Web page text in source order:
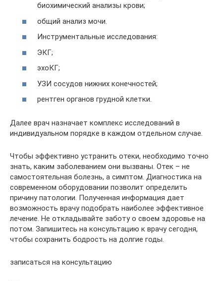
биохимический анализы крови;
общий анализ мочи.
Инструментальные исследования:
ЭКГ;
эхоКГ;
УЗИ сосудов нижних конечностей;
рентген органов грудной клетки.
Далее врач назначает комплекс исследований в
индивидуальном порядке в каждом отдельном случае.
Чтобы эффективно устранить отеки, необходимо точно
знать, каким заболеванием они вызваны. Отек – не
самостоятельная болезнь, а симптом. Диагностика на
современном оборудовании позволит определить
причину патологии. Полученная информация дает
возможность врачу подобрать наиболее эффективное
лечение. Не откладывайте заботу о своем здоровье на
потом. Запишитесь на консультацию к врачу сегодня,
чтобы сохранить бодрость на долгие годы.
записаться на консультацию